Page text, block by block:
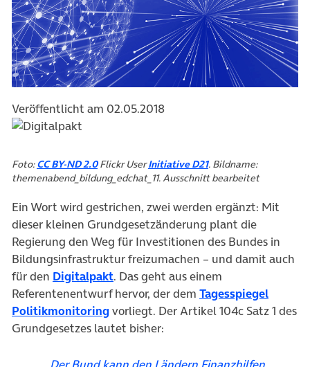
Veröffentlicht am 02.05.2018
Foto:CC BY-ND 2.0(öffnet in neuem Tab)
Flickr UserInitiative D21(öffnet in neuem Tab)
. Bildname:
themenabend_bildung_edchat_11. Ausschnitt bearbeitet
Ein Wort wird gestrichen, zwei werden ergänzt: Mit
dieser kleinen Grundgesetzänderung plant die
Regierung den Weg für Investitionen des Bundes in
Bildungsinfrastruktur freizumachen – und damit auch
für den Digitalpakt(öffnet in neuem Tab)
. Das geht aus einem
Referentenentwurf hervor, der dem Tagesspiegel
Politikmonitoring(öffnet in neuem Tab)
vorliegt. Der Artikel 104c Satz 1 des
Grundgesetzes lautet bisher: